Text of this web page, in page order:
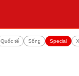
Quốc tế Sống Special